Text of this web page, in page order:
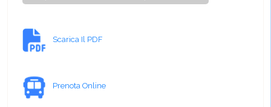
Scarica Il PDF
Prenota Online